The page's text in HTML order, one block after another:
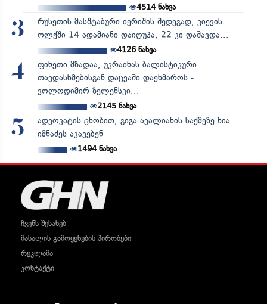
4514ნახვა
3
რუსეთის მასშტაბური იერიშის შედეგად, კიევის
ოლქში 14 ადამიანი დაიღუპა, 22 კი დაშავდა...
4126ნახვა
4
ფინეთი მზადაა, უკრაინას ბალისტიკური
თავდასხმებისგან დაცვაში დაეხმაროს -
ვოლოდიმირ ზელენსკი...
2145ნახვა
5
ადვოკატის ცნობით, გიგა ავალიანის საქმეზე ნია
იმნაძეს აკავებენ
1494ნახვა
ჩვენს შესახებ
მასალის გამოყენების პირობები
რეკლამა
კონტაქტი